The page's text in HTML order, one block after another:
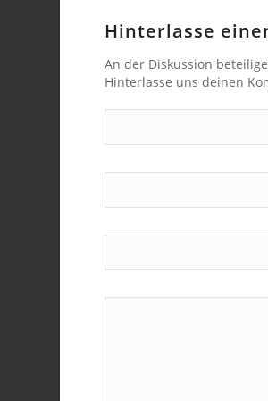
Hinterlasse
An der Diskussion
Hinterlasse uns deinen